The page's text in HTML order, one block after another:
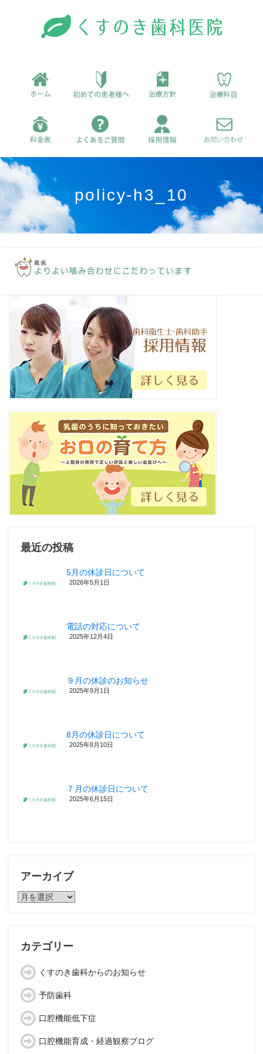
policy-h3_10
最近の投稿
5月の休診日について
2026年5月1日
電話の対応について
2025年12月4日
９月の休診のお知らせ
2025年9月1日
8月の休診日について
2025年8月10日
７月の休診日について
2025年6月15日
アーカイブ
ア
ブ
カテゴリー
くすのき歯科からのお知らせ
予防歯科
口腔機能低下症
口腔機能育成・経過観察ブログ